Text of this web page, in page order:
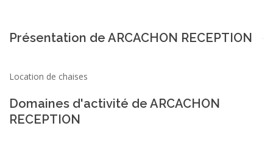
Présentation de ARCACHON RECEPTION
Location de chaises
Domaines d'activité de ARCACHON
RECEPTION